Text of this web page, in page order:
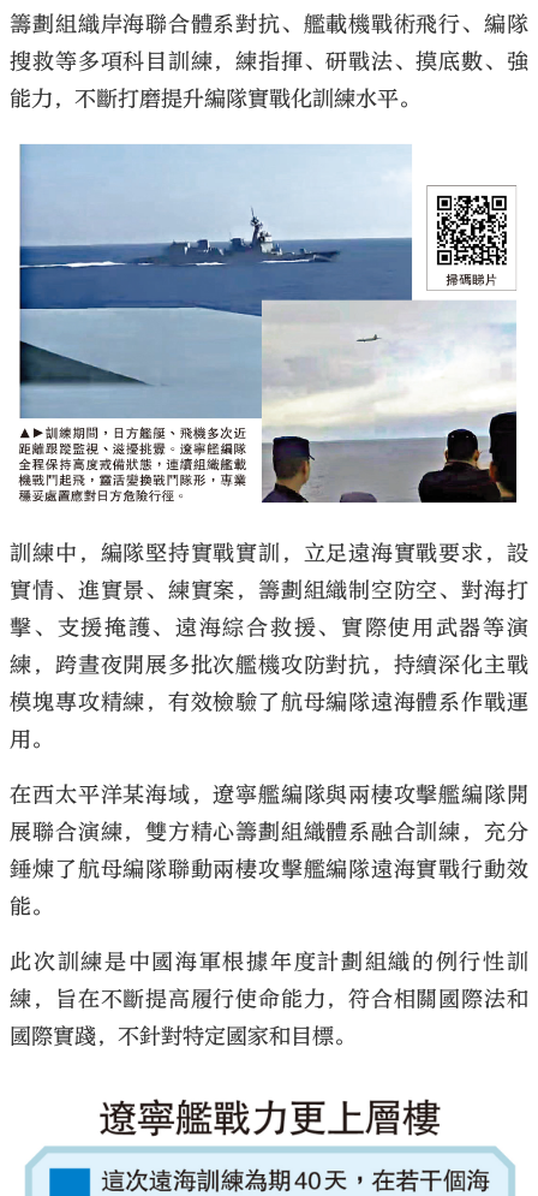
籌劃組織岸海聯合體系對抗、艦載機戰術飛行、編隊
搜救等多項科目訓練，練指揮、研戰法、摸底數、強
能力，不斷打磨提升編隊實戰化訓練水平。
訓練中，編隊堅持實戰實訓，立足遠海實戰要求，設
實情、進實景、練實案，籌劃組織制空防空、對海打
擊、支援掩護、遠海綜合救援、實際使用武器等演
練，跨晝夜開展多批次艦機攻防對抗，持續深化主戰
模塊專攻精練，有效檢驗了航母編隊遠海體系作戰運
用。
在西太平洋某海域，遼寧艦編隊與兩棲攻擊艦編隊開
展聯合演練，雙方精心籌劃組織體系融合訓練，充分
錘煉了航母編隊聯動兩棲攻擊艦編隊遠海實戰行動效
能。
此次訓練是中國海軍根據年度計劃組織的例行性訓
練，旨在不斷提高履行使命能力，符合相關國際法和
國際實踐，不針對特定國家和目標。